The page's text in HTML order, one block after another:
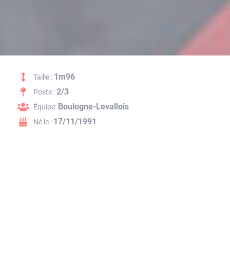
Taille : 1m96
Poste :2/3
Équipe: Boulogne-Levallois
Né le : 17/11/1991